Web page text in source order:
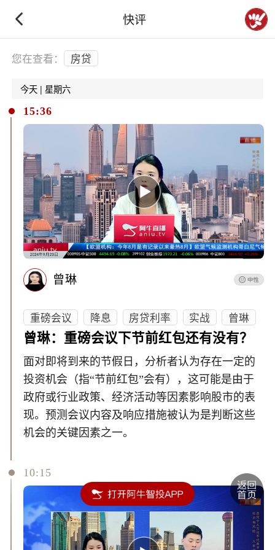
快评
下拉刷新
您在查看： 房贷
今天 | 星期六
15:36
曾琳
重磅会议 降息 房贷利率 实战
曾琳
曾琳：重磅会议下节前红包还有没有？
面对即将到来的节假日，分析者认为存在一定的
投资机会（指“节前红包”会有），这可能是由于
政府或行业政策、经济活动等因素影响股市的表
现。预测会议内容及响应措施被认为是判断这些
机会的关键因素之一。
10:15